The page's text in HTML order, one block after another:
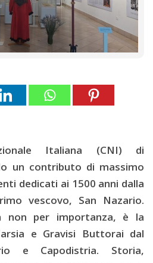
Italiana (CNI) di
un contributo di massimo
dedicati ai 1500 anni dalla
vescovo, San Nazario.
non per importanza, è la
e Gravisi Buttorai dal
e Capodistria. Storia,